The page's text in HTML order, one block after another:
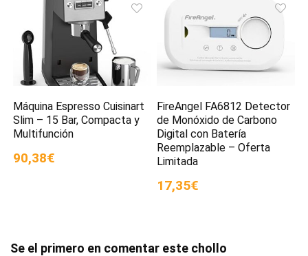
Máquina Espresso Cuisinart
Slim – 15 Bar, Compacta y
Multifunción
90,38€
FireAngel FA6812 Detector
de Monóxido de Carbono
Digital con Batería
Reemplazable – Oferta
Limitada
17,35€
Se el primero en comentar este chollo